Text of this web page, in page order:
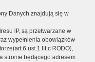
Danych znajdują się w
IP, są przetwarzane w
wypełnienia obowiązków
ust.1 lit.c RODO),
stronie będącego adresem